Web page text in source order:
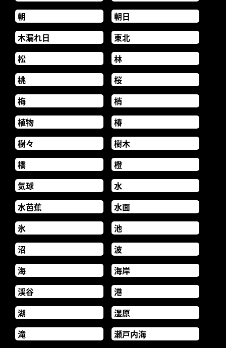
朝
朝日
木漏れ日
東北
松
林
桃
桜
梅
梢
植物
椿
樹々
樹木
橋
橙
気球
水
水芭蕉
水面
氷
池
沼
波
海
海岸
渓谷
港
湖
湿原
滝
瀬戸内海